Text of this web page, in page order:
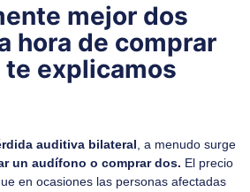
mejor dos
hora de comprar
te explicamos
auditiva bilateral , a menudo surge
un audífono o comprar dos. El precio
en ocasiones las personas afectadas